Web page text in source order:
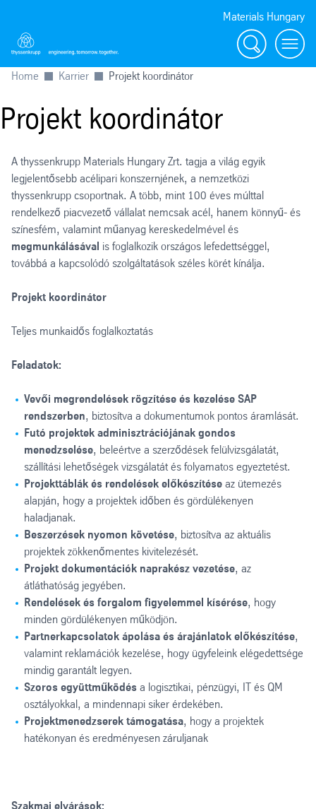
Materials Hungary
Search Menu
Home Karrier Projekt koordinátor
Projekt koordinátor
A thyssenkrupp Materials Hungary Zrt. tagja a világ egyik
legjelentősebb acélipari konszernjének, a nemzetközi
thyssenkrupp csoportnak. A több, mint 100 éves múlttal
rendelkező piacvezető vállalat nemcsak acél, hanem könnyű- és
színesfém, valamint műanyag kereskedelmével és
megmunkálásával is foglalkozik országos lefedettséggel,
továbbá a kapcsolódó szolgáltatások széles körét kínálja.
Projekt koordinátor
Teljes munkaidős foglalkoztatás
Feladatok:
Vevői megrendelések rögzítése és kezelése SAP
rendszerben, biztosítva a dokumentumok pontos áramlását.
Futó projektek adminisztrációjának gondos
menedzselése, beleértve a szerződések felülvizsgálatát,
szállítási lehetőségek vizsgálatát és folyamatos egyeztetést.
Projekttáblák és rendelések előkészítése az ütemezés
alapján, hogy a projektek időben és gördülékenyen
haladjanak.
Beszerzések nyomon követése, biztosítva az aktuális
projektek zökkenőmentes kivitelezését.
Projekt dokumentációk naprakész vezetése, az
átláthatóság jegyében.
Rendelések és forgalom figyelemmel kísérése, hogy
minden gördülékenyen működjön.
Partnerkapcsolatok ápolása és árajánlatok előkészítése,
valamint reklamációk kezelése, hogy ügyfeleink elégedettsége
mindig garantált legyen.
Szoros együttműködés a logisztikai, pénzügyi, IT és QM
osztályokkal, a mindennapi siker érdekében.
Projektmenedzserek támogatása, hogy a projektek
hatékonyan és eredményesen záruljanak
Szakmai elvárások: